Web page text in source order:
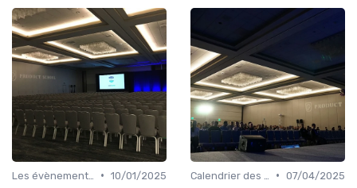
• 10/01/2025
• 07/04/2025